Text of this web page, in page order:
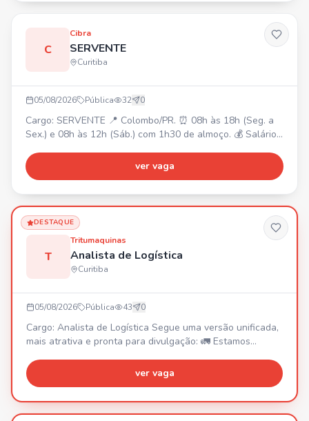
C
Cibra
SERVENTE
Curitiba
05/08/2026 Pública 32 0
Cargo: SERVENTE 📍 Colombo/PR. ⏰ 08h às 18h (Seg. a
Sex.) e 08h às 12h (Sáb.) com 1h30 de almoço. 💰 Salário
• Disposição para esforço físico. • Fácil acesso ao Centro
de Colombo. Responsabilidades: • Auxiliar em produção,
descarregamento e movimentação de materiais. •
Organizaçã
ver vaga
DESTAQUE
T
Tritumaquinas
Analista de Logística
Curitiba
05/08/2026 Pública 43 0
Cargo: Analista de Logística Segue uma versão unificada,
mais atrativa e pronta para divulgação: 🚛 Estamos
equipe da Tritumaquinas! Se você é uma pessoa
organizada, proativa, gosta de desafios e possui
oportunidade é para você! 📍 Boqueirão – Curitiba/PR
ver vaga